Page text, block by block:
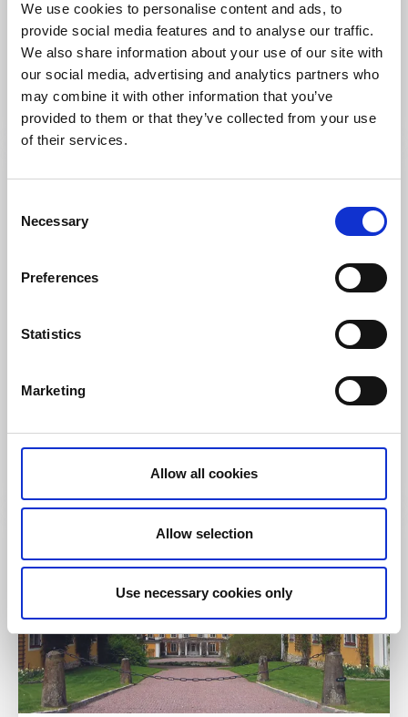
We use cookies to personalise content and ads, to
provide social media features and to analyse our traffic.
We also share information about your use of our site with
our social media, advertising and analytics partners who
may combine it with other information that you’ve
provided to them or that they’ve collected from your use
of their services.
Selection
Necessary
Preferences
Statistics
Marketing
Allow all cookies
Allow selection
Use necessary cookies only
Kinnekulle
★ ★ ★
Ett säteri med ovanliga träd och en rosengård med
gammaldags rosor
Läs mer
Hjelmsäter
Kinnekulle